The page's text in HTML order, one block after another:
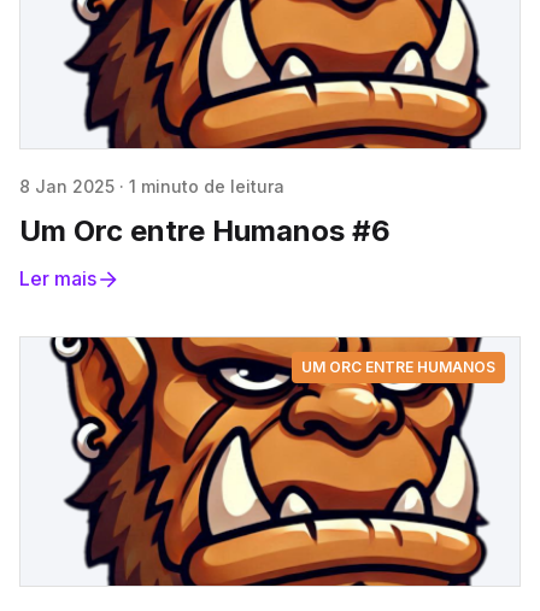
8 Jan 2025 · 1 minuto de leitura
Um Orc entre Humanos #6
Ler mais
UM ORC ENTRE HUMANOS